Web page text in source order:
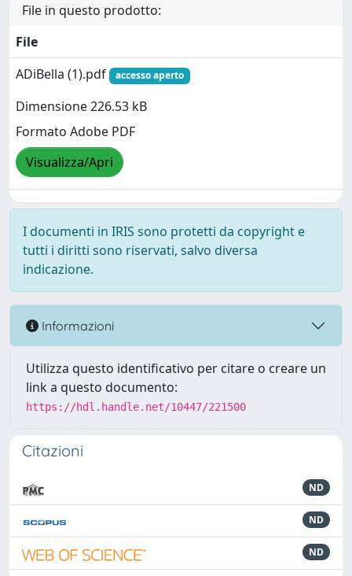
File in questo prodotto:
File
ADiBella (1).pdf
accesso aperto
Dimensione 226.53 kB
Formato Adobe PDF
Visualizza/Apri
I documenti in IRIS sono protetti da copyright e
tutti i diritti sono riservati, salvo diversa
indicazione.
Informazioni
Utilizza questo identificativo per citare o creare un
link a questo documento:
https://hdl.handle.net/10447/221500
Citazioni
ND
ND
ND